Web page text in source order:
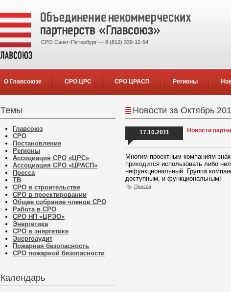
СРО Санкт-Петербург — 8 (812) 339-12-54
О Главсоюзе СРО ЦРС СРО ЦРАСП Регионы
Темы
Главсоюз
СРО
Постановление
Регионы
Ассоциация СРО «ЦРС»
Ассоциация СРО «ЦРАСП»
Пресса
ТВ
СРО в строительстве
СРО в проектировании
Общее собрание членов СРО
Работа в СРО
СРО НП «ЦРЭО»
Энергетика
СРО в энергетике
Энергоаудит
Пожарная безопасность
СРО пожарной безопасности
Календарь
Новости за Октябрь
17.10.2011 Новости
Многим проектным компаниям
приходится использовать либо
нефункциональный. Группа
доступным, и функциональным!
Пресса